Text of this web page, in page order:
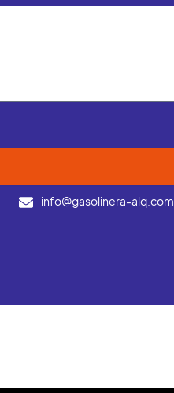
info@gasolinera-alq.com